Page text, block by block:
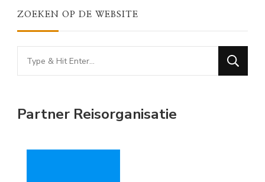
ZOEKEN OP DE WEBSITE
Looking
for
Partner Reisorganisatie